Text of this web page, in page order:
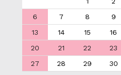
6
7 8 9
13
14 15 16
20
21 22 23
27
28 29 30